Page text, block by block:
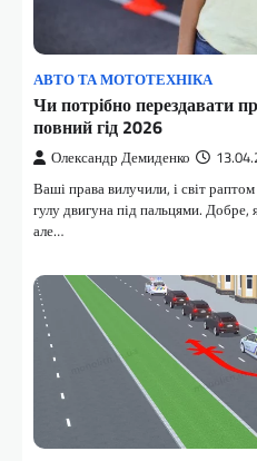
АВТО ТА МОТОТЕХНІКА
Чи потрібно перездавати
повний гід 2026
Олександр Демиденко
Ваші права вилучили, і світ
гулу двигуна під пальцями.
але…